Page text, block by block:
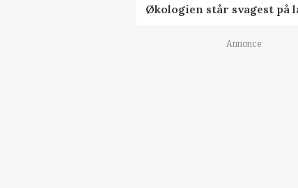
Økologien står svagest på
Annonce